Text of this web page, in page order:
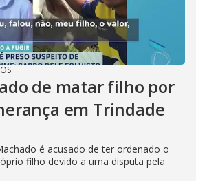
de matar filho por
em Trindade
é acusado de ter ordenado o
filho devido a uma disputa pela